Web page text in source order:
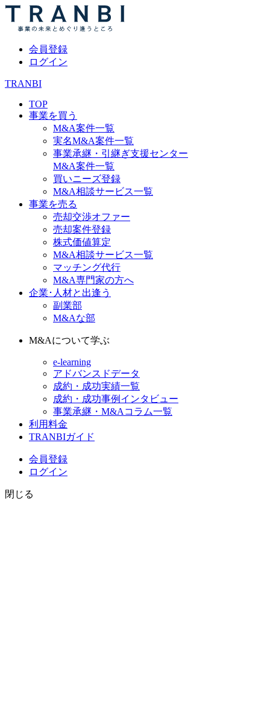
会員登録
ログイン
TRANBI
TOP
事業を買う
M&A案件一覧
実名M&A案件一覧
事業承継・引継ぎ支援センター
M&A案件一覧
買いニーズ登録
M&A相談サービス一覧
事業を売る
売却交渉オファー
売却案件登録
株式価値算定
M&A相談サービス一覧
マッチング代行
M&A専門家の方へ
企業･人材と出逢う
副業部
M&Aな部
M&Aについて学ぶ
e-learning
アドバンスドデータ
成約・成功実績一覧
成約・成功事例インタビュー
事業承継・M&Aコラム一覧
利用料金
TRANBIガイド
会員登録
ログイン
閉じる